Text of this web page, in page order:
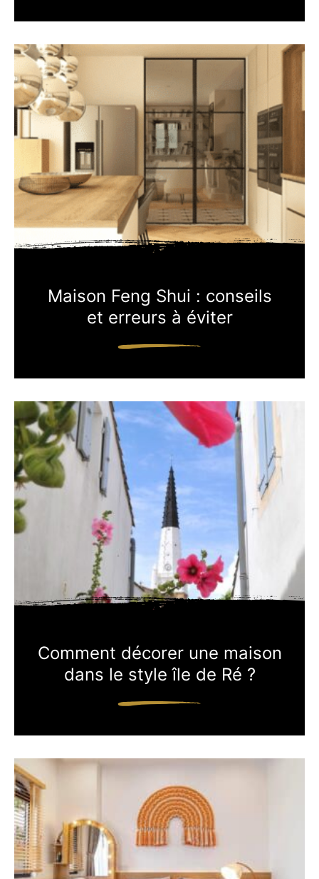
Maison Feng Shui : conseils
et erreurs à éviter
Comment décorer une maison
dans le style île de Ré ?